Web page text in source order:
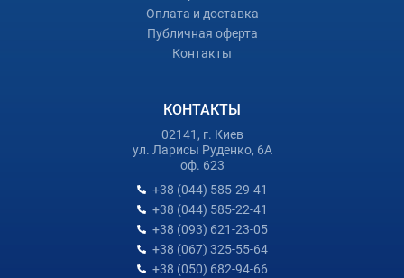
Оплата и доставка
Публичная оферта
Контакты
КОНТАКТЫ
02141, г. Киев
ул. Ларисы Руденко, 6А
оф. 623
+38 (044) 585-29-41
+38 (044) 585-22-41
+38 (093) 621-23-05
+38 (067) 325-55-64
+38 (050) 682-94-66